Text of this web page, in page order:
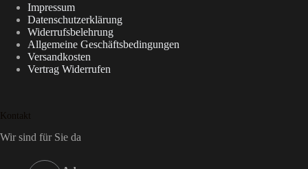
Impressum
Datenschutzerklärung
Widerrufsbelehrung
Allgemeine Geschäftsbedingungen
Versandkosten
Vertrag Widerrufen
Kontakt
Wir sind für Sie da